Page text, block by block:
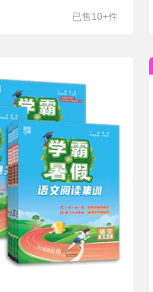
已售10+件